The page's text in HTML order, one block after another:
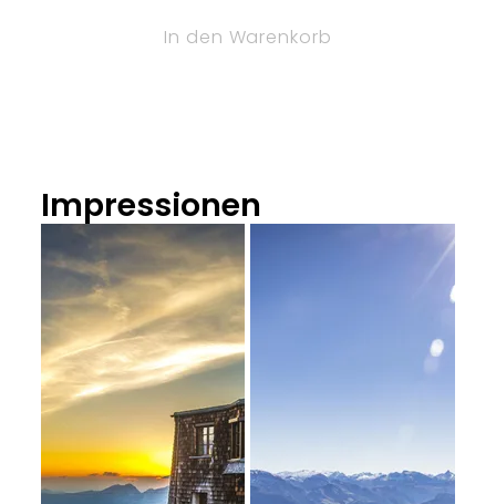
In den Warenkorb
Impressionen